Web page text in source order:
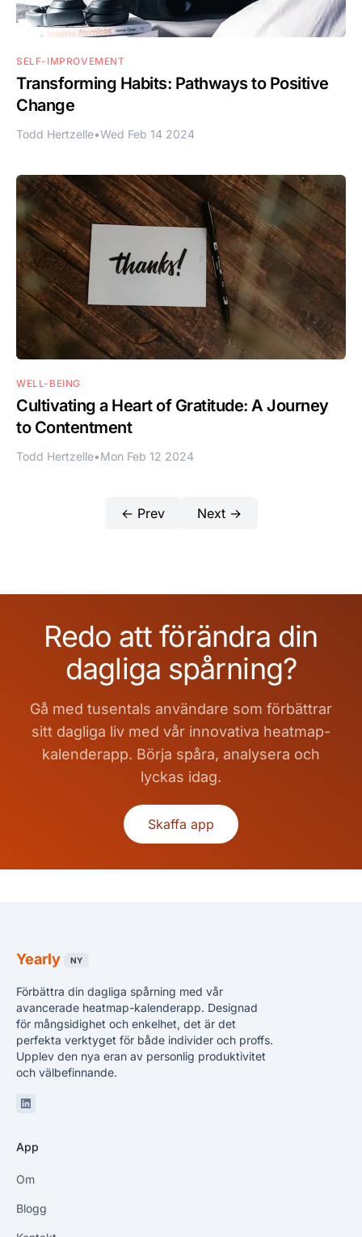
SELF-IMPROVEMENT
Transforming Habits: Pathways to Positive
Change
Todd Hertzelle•Wed Feb 14 2024
WELL-BEING
Cultivating a Heart of Gratitude: A Journey
to Contentment
Todd Hertzelle•Mon Feb 12 2024
← Prev Next →
Redo att förändra din
dagliga spårning?
Gå med tusentals användare som förbättrar
sitt dagliga liv med vår innovativa heatmap-
kalenderapp. Börja spåra, analysera och
lyckas idag.
Skaffa app
Yearly NY
Förbättra din dagliga spårning med vår
avancerade heatmap-kalenderapp. Designad
för mångsidighet och enkelhet, det är det
perfekta verktyget för både individer och proffs.
Upplev den nya eran av personlig produktivitet
och välbefinnande.
Linkedin
App
Om
Blogg